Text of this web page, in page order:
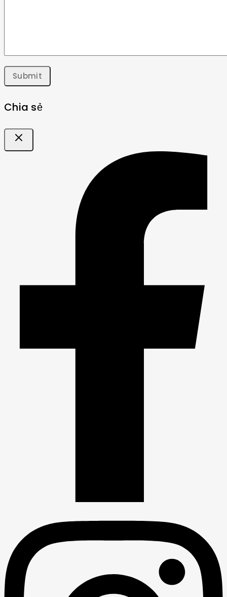
Chia sẻ